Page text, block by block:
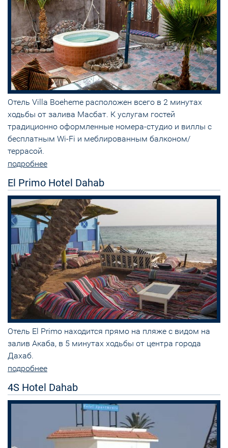
Отель Villa Boeheme расположен всего в 2 минутах
ходьбы от залива Масбат. К услугам гостей
традиционно оформленные номера-студио и виллы с
бесплатным Wi-Fi и меблированным балконом/
террасой.
подробнее
El Primo Hotel Dahab
Отель El Primo находится прямо на пляже с видом на
залив Акаба, в 5 минутах ходьбы от центра города
Дахаб.
подробнее
4S Hotel Dahab